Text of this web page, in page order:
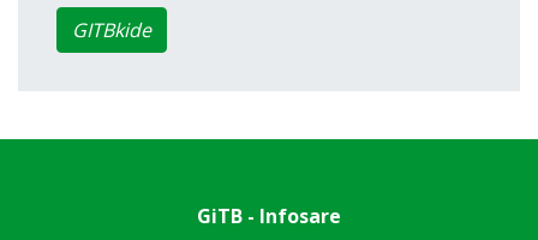
GITBkide
GiTB - Infosare